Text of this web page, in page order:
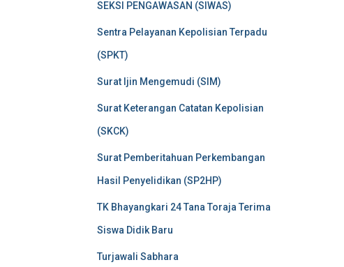
SEKSI PENGAWASAN (SIWAS)
Sentra Pelayanan Kepolisian Terpadu
(SPKT)
Surat Ijin Mengemudi (SIM)
Surat Keterangan Catatan Kepolisian
(SKCK)
Surat Pemberitahuan Perkembangan
Hasil Penyelidikan (SP2HP)
TK Bhayangkari 24 Tana Toraja Terima
Siswa Didik Baru
Turjawali Sabhara